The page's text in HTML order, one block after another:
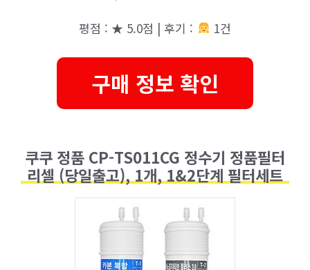
평점 : ★ 5.0점 | 후기 : 1건
구매 정보 확인
쿠쿠 정품 CP-TS011CG 정수기 정품필터
리셀 (당일출고), 1개, 1&2단계 필터세트